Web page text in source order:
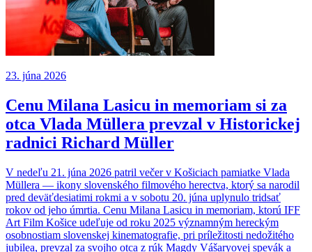
23. júna 2026
Cenu Milana Lasicu in memoriam si za
otca Vlada Müllera prevzal v Historickej
radnici Richard Müller
V nedeľu 21. júna 2026 patril večer v Košiciach pamiatke Vlada
Müllera — ikony slovenského filmového herectva, ktorý sa narodil
pred deväťdesiatimi rokmi a v sobotu 20. júna uplynulo tridsať
rokov od jeho úmrtia. Cenu Milana Lasicu in memoriam, ktorú IFF
Art Film Košice udeľuje od roku 2025 významným hereckým
osobnostiam slovenskej kinematografie, pri príležitosti nedožitého
jubilea, prevzal za svojho otca z rúk Magdy Vášaryovej spevák a